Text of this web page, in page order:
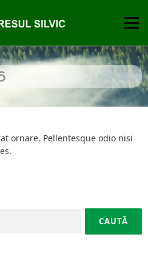
Meniu
COMISIA DE ATESTARE
ornare. Pellentesque odio nisi